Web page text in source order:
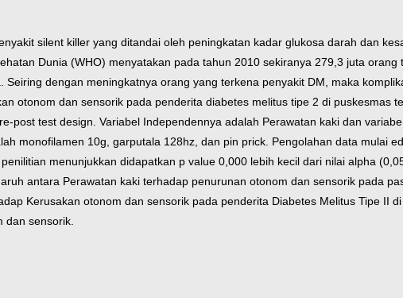
silent killer yang ditandai oleh peningkatan kadar glukosa darah dan
Dunia (WHO) menyatakan pada tahun 2010 sekiranya 279,3 juta
Seiring dengan meningkatnya orang yang terkena penyakit DM, maka
otonom dan sensorik pada penderita diabetes melitus tipe 2 di puskesmas
post test design. Variabel Independennya adalah Perawatan kaki dan
monofilamen 10g, garputala 128hz, dan pin prick. Pengolahan data mulai
menunjukkan didapatkan p value 0,000 lebih kecil dari nilai alpha
antara Perawatan kaki terhadap penurunan otonom dan sensorik pada
Kerusakan otonom dan sensorik pada penderita Diabetes Melitus Tipe II
dan sensorik.